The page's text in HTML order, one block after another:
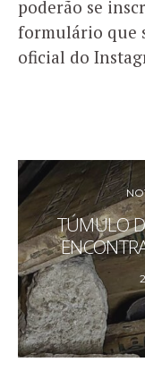
poderão se
formulário que
oficial do
TÚMULO